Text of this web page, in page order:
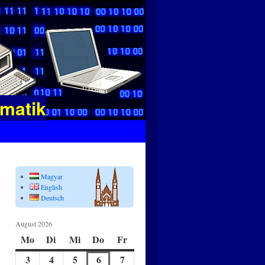
Magyar
English
Deutsch
August 2026
MoMontag
Di Dienstag
MiMittwoch
Do Donnerstag
FrFreitag
3August
4August
5August
6August
7August